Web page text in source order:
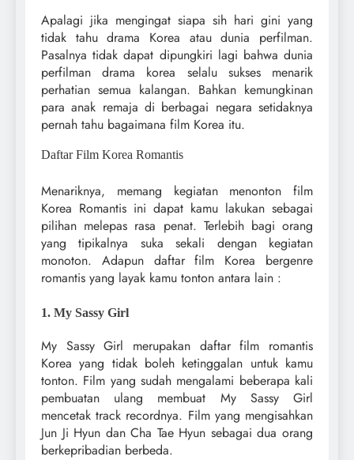
Apalagi jika mengingat siapa sih hari gini yang
tidak tahu drama Korea atau dunia perfilman.
Pasalnya tidak dapat dipungkiri lagi bahwa dunia
perfilman drama korea selalu sukses menarik
perhatian semua kalangan. Bahkan kemungkinan
para anak remaja di berbagai negara setidaknya
pernah tahu bagaimana film Korea itu.
Daftar Film Korea Romantis
Menariknya, memang kegiatan menonton film
Korea Romantis ini dapat kamu lakukan sebagai
pilihan melepas rasa penat. Terlebih bagi orang
yang tipikalnya suka sekali dengan kegiatan
monoton. Adapun daftar film Korea bergenre
romantis yang layak kamu tonton antara lain :
1. My Sassy Girl
My Sassy Girl merupakan daftar film romantis
Korea yang tidak boleh ketinggalan untuk kamu
tonton. Film yang sudah mengalami beberapa kali
pembuatan ulang membuat My Sassy Girl
mencetak track recordnya. Film yang mengisahkan
Jun Ji Hyun dan Cha Tae Hyun sebagai dua orang
berkepribadian berbeda.